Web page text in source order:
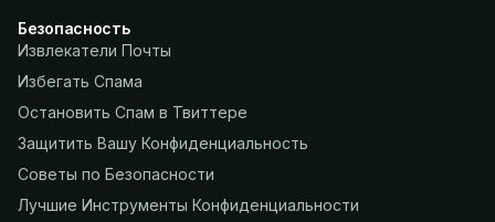
Безопасность
Извлекатели Почты
Избегать Спама
Остановить Спам в Твиттере
Защитить Вашу Конфиденциальность
Советы по Безопасности
Лучшие Инструменты Конфиденциальности